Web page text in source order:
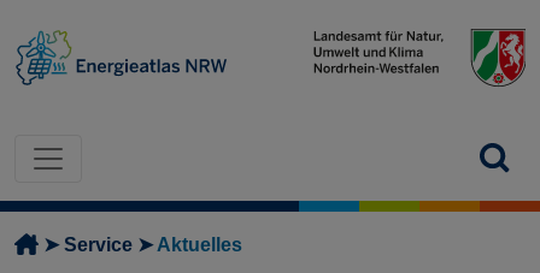
Pfadnavigation
Service Aktuelles